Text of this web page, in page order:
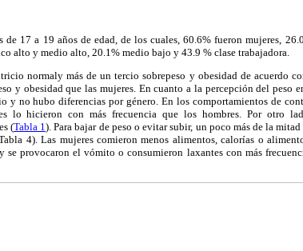
de 17 a 19 años de edad, de los cuales, 60.6% fueron mujeres,
alto y medio alto, 20.1% medio bajo y 43.9 % clase trabajadora.
normaly más de un tercio sobrepeso y obesidad de acuerdo
y obesidad que las mujeres. En cuanto a la percepción del peso
y no hubo diferencias por género. En los comportamientos de
lo hicieron con más frecuencia que los hombres. Por otro
(Tabla 1 ). Para bajar de peso o evitar subir, un poco más de la
4). Las mujeres comieron menos alimentos, calorías o
se provocaron el vómito o consumieron laxantes con más